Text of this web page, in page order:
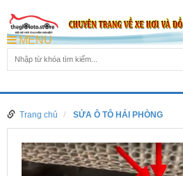
MENU
Trang chủ SỬA Ô TÔ HẢI PHÒNG